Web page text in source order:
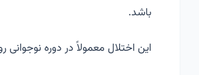
باشد.
این اختلال معمولاً در دوره